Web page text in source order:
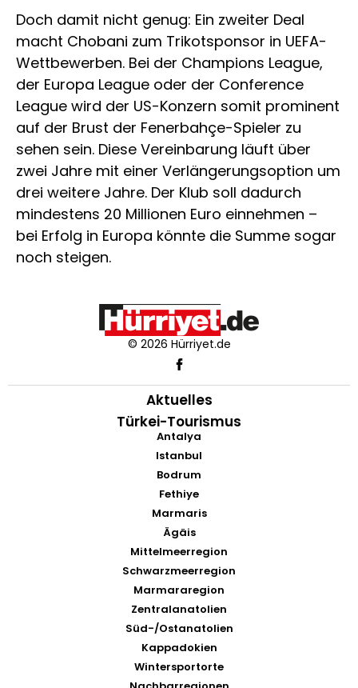
Doch damit nicht genug: Ein zweiter Deal
macht Chobani zum Trikotsponsor in UEFA-
Wettbewerben. Bei der Champions League,
der Europa League oder der Conference
League wird der US-Konzern somit prominent
auf der Brust der Fenerbahçe-Spieler zu
sehen sein. Diese Vereinbarung läuft über
zwei Jahre mit einer Verlängerungsoption um
drei weitere Jahre. Der Klub soll dadurch
mindestens 20 Millionen Euro einnehmen –
bei Erfolg in Europa könnte die Summe sogar
noch steigen.
© 2026 Hürriyet.de
Aktuelles
Türkei-Tourismus
Antalya
Istanbul
Bodrum
Fethiye
Marmaris
Ägäis
Mittelmeerregion
Schwarzmeerregion
Marmararegion
Zentralanatolien
Süd-/Ostanatolien
Kappadokien
Wintersportorte